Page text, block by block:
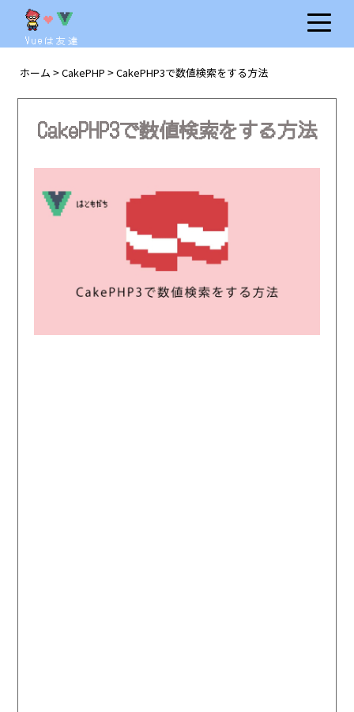
Vueは友達
ホーム > CakePHP > CakePHP3で数値検索をする方法
CakePHP3で数値検索をする方法